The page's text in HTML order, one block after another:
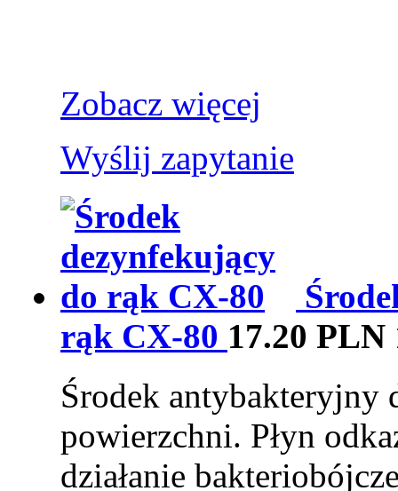
Zobacz więcej
Wyślij zapytanie
rąk CX-80 17.20 PLN
Środek antybakteryjny
powierzchni. Płyn
działanie